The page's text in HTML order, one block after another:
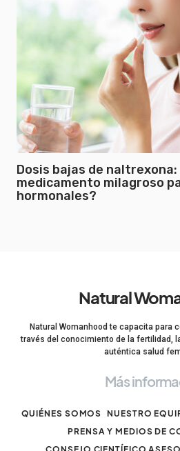
Dosis bajas de
medicamento milagroso
hormonales?
Natural
Natural Womanhood te capacita para
través del conocimiento de la fertilidad,
auténtica salud
Más
QUIÉNES SOMOS NUESTRO
PRENSA Y MEDIOS DE